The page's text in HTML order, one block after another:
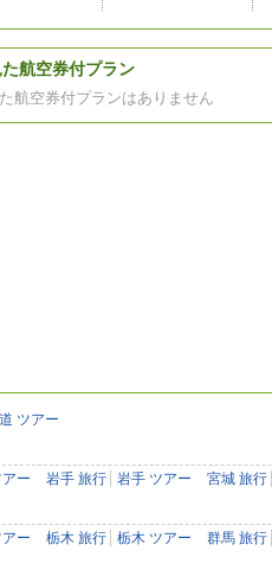
航空券付プラン
航空券付プランはありません
ツアー
ー 岩手 旅行 岩手 ツアー 宮城 旅行
ー 栃木 旅行 栃木 ツアー 群馬 旅行